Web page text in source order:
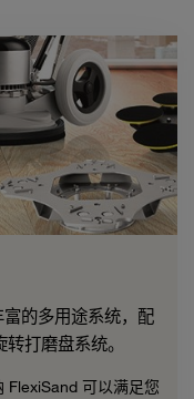
的多用途系统，配
打磨盘系统。
FlexiSand 可以满足您